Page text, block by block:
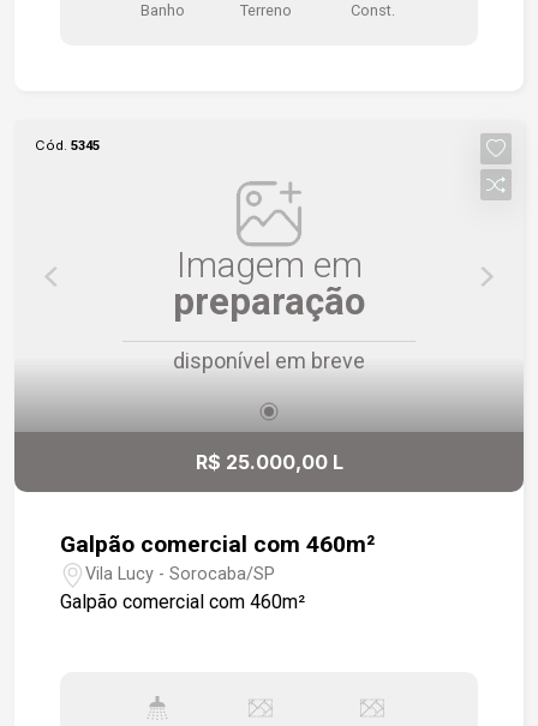
Banho Terreno Const.
Cód. 5345
Imagem em
preparação
disponível em breve
R$ 25.000,00 L
Galpão comercial com 460m²
Vila Lucy - Sorocaba/SP
Galpão comercial com 460m²